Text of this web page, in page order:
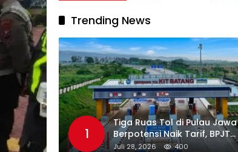
Trending News
1
Tiga Ruas Tol di Pulau Jawa
Berpotensi Naik Tarif, BPJT
Tunggu Hasil Evaluasi
Juli 28, 2026 400